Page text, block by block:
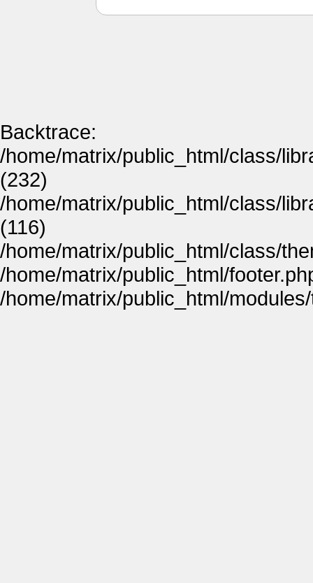
Backtrace:
/home/matrix/public_html/class/
(232)
/home/matrix/public_html/class/
(116)
/home/matrix/public_html/class/
/home/matrix/public_html/
/home/matrix/public_html/